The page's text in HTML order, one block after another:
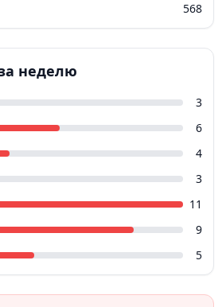
568
неделю
3
6
4
3
11
9
5